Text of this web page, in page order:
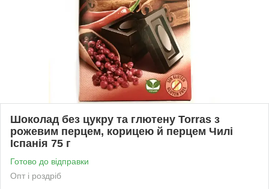
Шоколад без цукру та глютену Torras з
рожевим перцем, корицею й перцем Чилі
Іспанія 75 г
Готово до відправки
Опт і роздріб